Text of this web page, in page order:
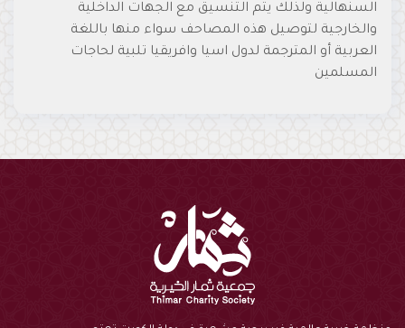
السنهالية ولذلك يتم التنسيق مع الجهات الداخلية
والخارجية لتوصيل هذه المصاحف سواء منها باللغة
العربية أو المترجمة لدول اسيا وافريقيا تلبية لحاجات
المسلمين